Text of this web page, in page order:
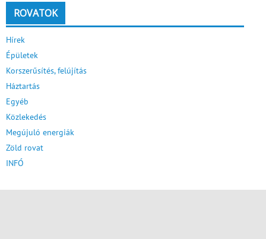
ROVATOK
Hírek
Épületek
Korszerűsítés, felújítás
Háztartás
Egyéb
Közlekedés
Megújuló energiák
Zöld rovat
INFÓ